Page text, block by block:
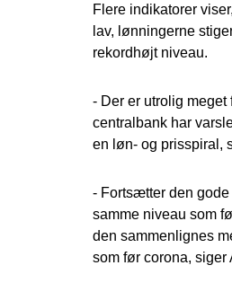
Flere indikatorer
lav, lønningerne
rekordhøjt niveau.
- Der er utrolig
centralbank har
en løn- og prisspiral,
- Fortsætter den
samme niveau som
den sammenlignes
som før corona, siger